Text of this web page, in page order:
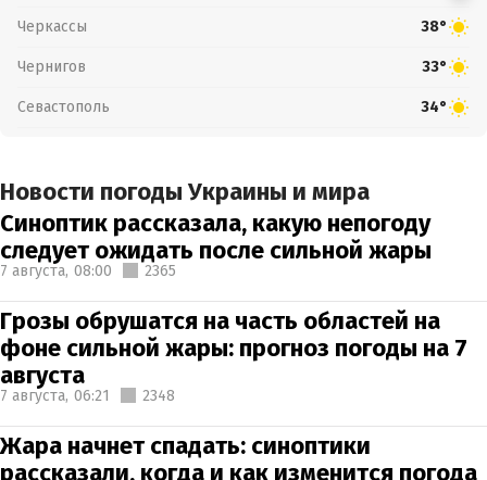
Черкассы 38°
Чернигов 33°
Севастополь 34°
Новости погоды Украины и мира
Синоптик рассказала, какую непогоду
следует ожидать после сильной жары
7 августа, 08:00 2365
Грозы обрушатся на часть областей на
фоне сильной жары: прогноз погоды на 7
августа
7 августа, 06:21 2348
Жара начнет спадать: синоптики
рассказали, когда и как изменится погода